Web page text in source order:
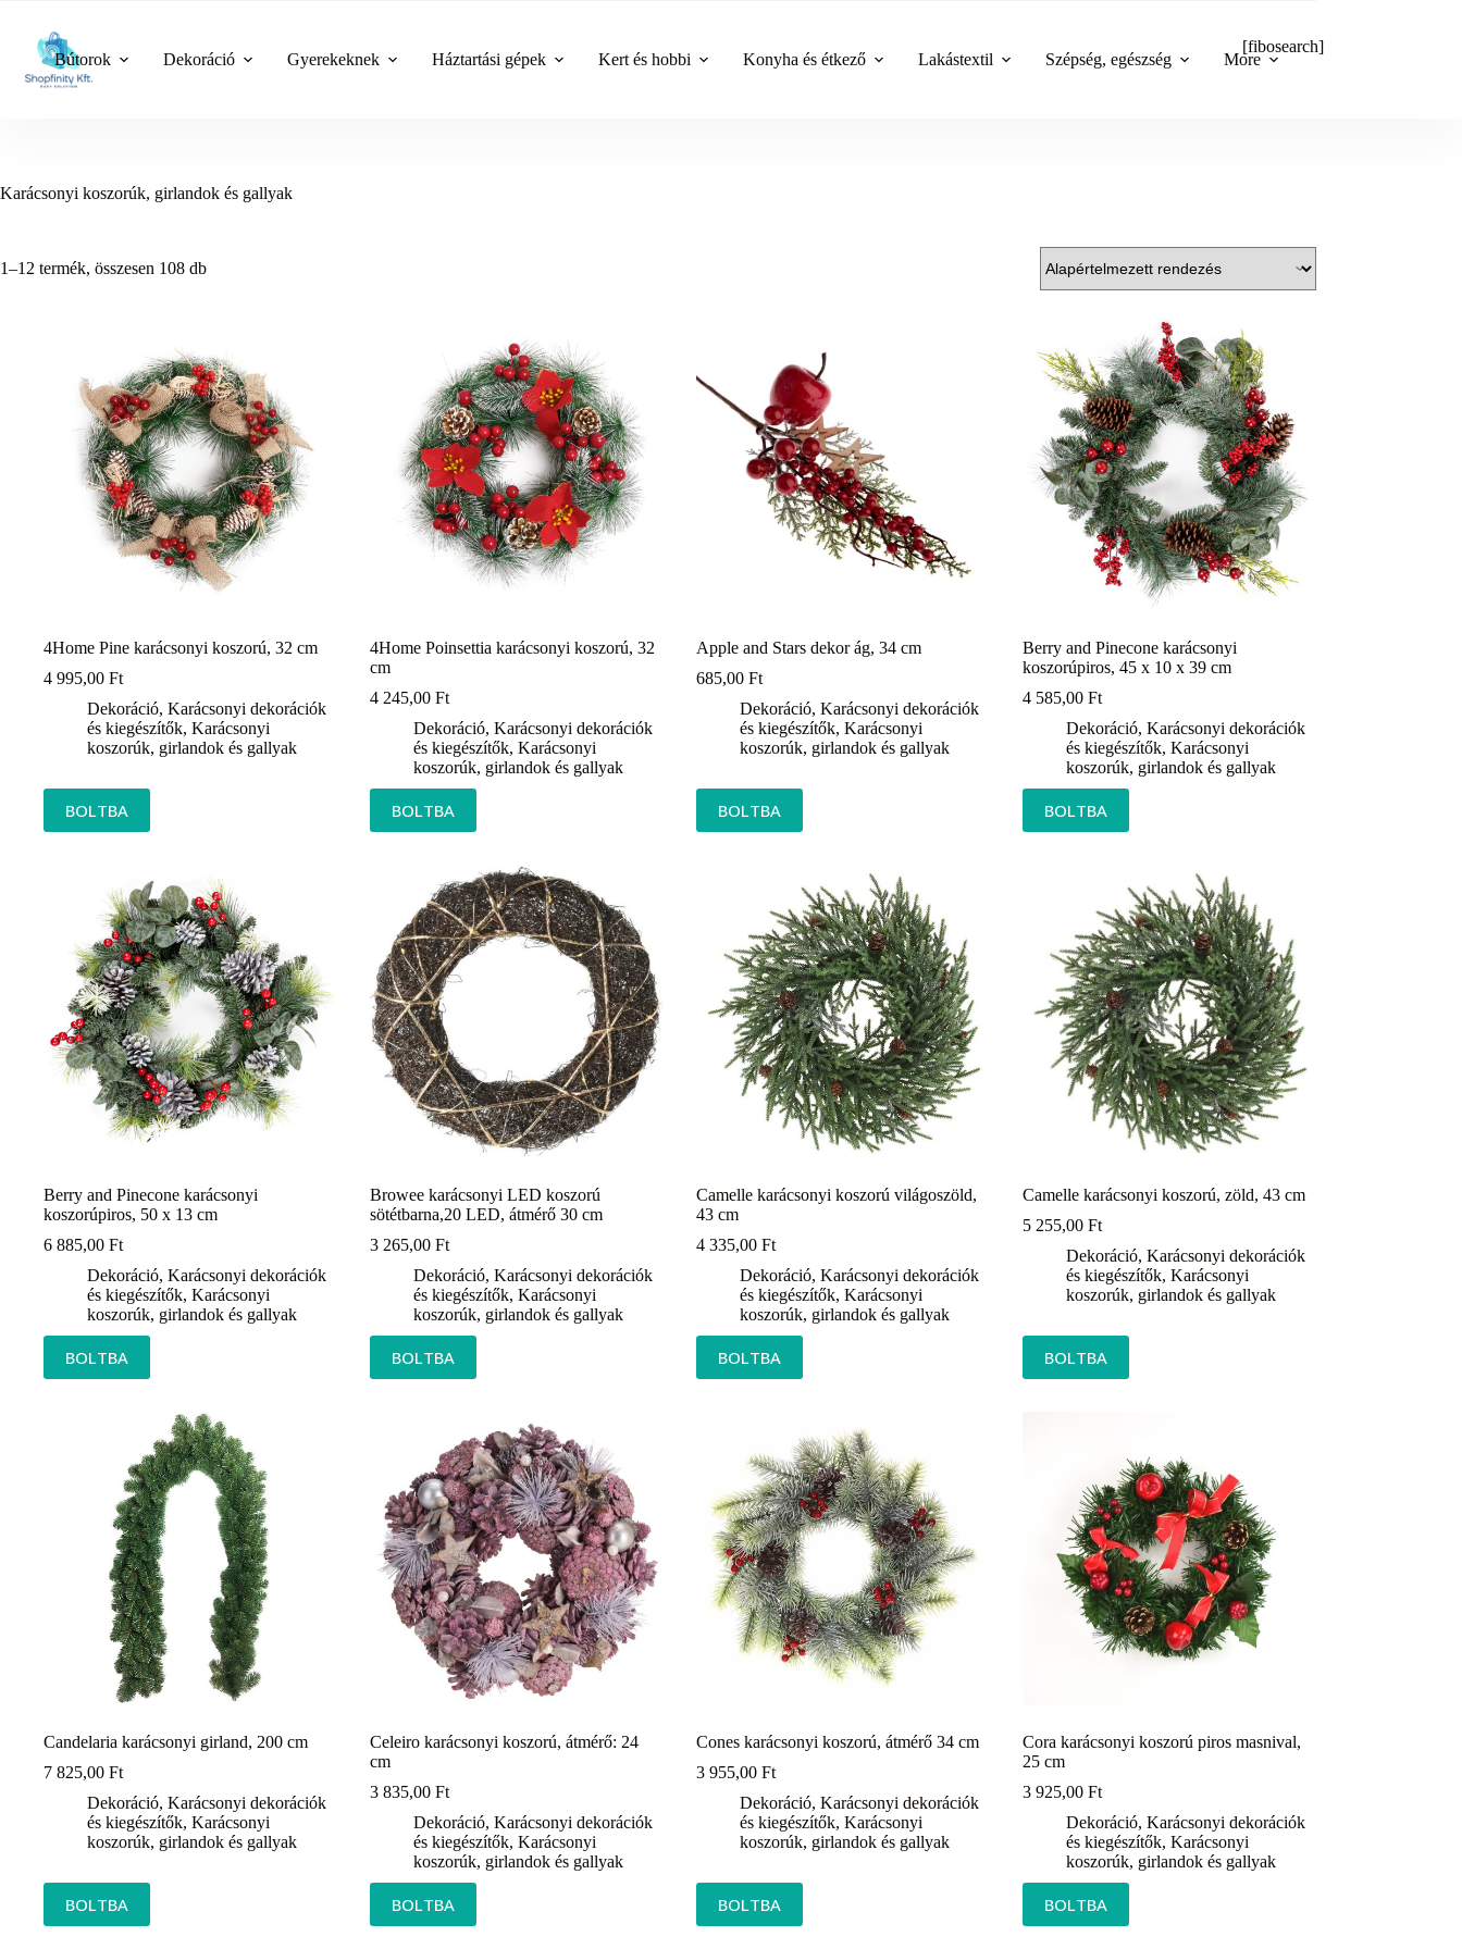
content
Bútorok Dekoráció Gyerekeknek Háztartási gépek Kert és hobbi Konyha és étkező Lakástextil Szépség, egészség More
[fibosearch]
Karácsonyi koszorúk, girlandok és gallyak
1–12 termék, összesen 108 db
4Home Pine karácsonyi koszorú, 32 cm
4 995,00 Ft
Dekoráció, Karácsonyi dekorációk
és kiegészítők, Karácsonyi
koszorúk, girlandok és gallyak
BOLTBA
4Home Poinsettia karácsonyi koszorú, 32
cm
4 245,00 Ft
Dekoráció, Karácsonyi dekorációk
és kiegészítők, Karácsonyi
koszorúk, girlandok és gallyak
BOLTBA
Apple and Stars dekor ág, 34 cm
685,00 Ft
Dekoráció, Karácsonyi dekorációk
és kiegészítők, Karácsonyi
koszorúk, girlandok és gallyak
BOLTBA
Berry and Pinecone karácsonyi
koszorúpiros, 45 x 10 x 39 cm
4 585,00 Ft
Dekoráció, Karácsonyi dekorációk
és kiegészítők, Karácsonyi
koszorúk, girlandok és gallyak
BOLTBA
Berry and Pinecone karácsonyi
koszorúpiros, 50 x 13 cm
6 885,00 Ft
Dekoráció, Karácsonyi dekorációk
és kiegészítők, Karácsonyi
koszorúk, girlandok és gallyak
BOLTBA
Browee karácsonyi LED koszorú
sötétbarna,20 LED, átmérő 30 cm
3 265,00 Ft
Dekoráció, Karácsonyi dekorációk
és kiegészítők, Karácsonyi
koszorúk, girlandok és gallyak
BOLTBA
Camelle karácsonyi koszorú világoszöld,
43 cm
4 335,00 Ft
Dekoráció, Karácsonyi dekorációk
és kiegészítők, Karácsonyi
koszorúk, girlandok és gallyak
BOLTBA
Camelle karácsonyi koszorú, zöld, 43 cm
5 255,00 Ft
Dekoráció, Karácsonyi dekorációk
és kiegészítők, Karácsonyi
koszorúk, girlandok és gallyak
BOLTBA
Candelaria karácsonyi girland, 200 cm
7 825,00 Ft
Dekoráció, Karácsonyi dekorációk
és kiegészítők, Karácsonyi
koszorúk, girlandok és gallyak
BOLTBA
Celeiro karácsonyi koszorú, átmérő: 24
cm
3 835,00 Ft
Dekoráció, Karácsonyi dekorációk
és kiegészítők, Karácsonyi
koszorúk, girlandok és gallyak
BOLTBA
Cones karácsonyi koszorú, átmérő 34 cm
3 955,00 Ft
Dekoráció, Karácsonyi dekorációk
és kiegészítők, Karácsonyi
koszorúk, girlandok és gallyak
BOLTBA
Cora karácsonyi koszorú piros masnival,
25 cm
3 925,00 Ft
Dekoráció, Karácsonyi dekorációk
és kiegészítők, Karácsonyi
koszorúk, girlandok és gallyak
BOLTBA